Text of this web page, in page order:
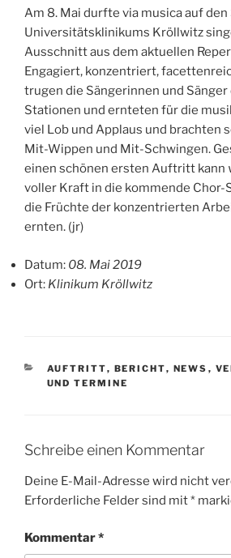
Am 8. Mai durfte via musica auf
Universitätsklinikums Kröllwitz
Ausschnitt aus dem aktuellen
Engagiert, konzentriert,
trugen die Sängerinnen und Sänger
Stationen und ernteten für die
viel Lob und Applaus und brachten
Mit-Wippen und Mit-Schwingen.
einen schönen ersten Auftritt kann
voller Kraft in die kommende Chor-
die Früchte der konzentrierten
ernten. (jr)
Datum: 08. Mai 2019
Ort: Klinikum Kröllwitz
KATEGORIEN
AUFTRITT, BERICHT, NEWS ,
UND TERMINE
Schreibe einen Kommentar
Deine E-Mail-Adresse wird nicht
Erforderliche Felder sind mit*
Kommentar*